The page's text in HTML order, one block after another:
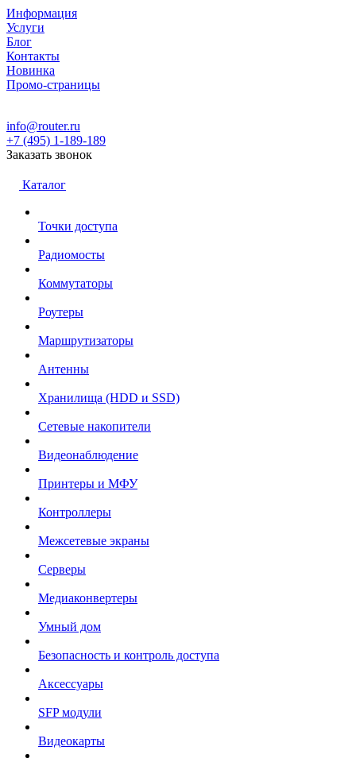
Информация
Услуги
Блог
Контакты
Новинка
Промо-страницы
info@router.ru
+7 (495) 1-189-189
Заказать звонок
Каталог
Точки доступа
Радиомосты
Коммутаторы
Роутеры
Маршрутизаторы
Антенны
Хранилища (HDD и SSD)
Сетевые накопители
Видеонаблюдение
Принтеры и МФУ
Контроллеры
Межсетевые экраны
Серверы
Медиаконвертеры
Умный дом
Безопасность и контроль доступа
Аксессуары
SFP модули
Видеокарты